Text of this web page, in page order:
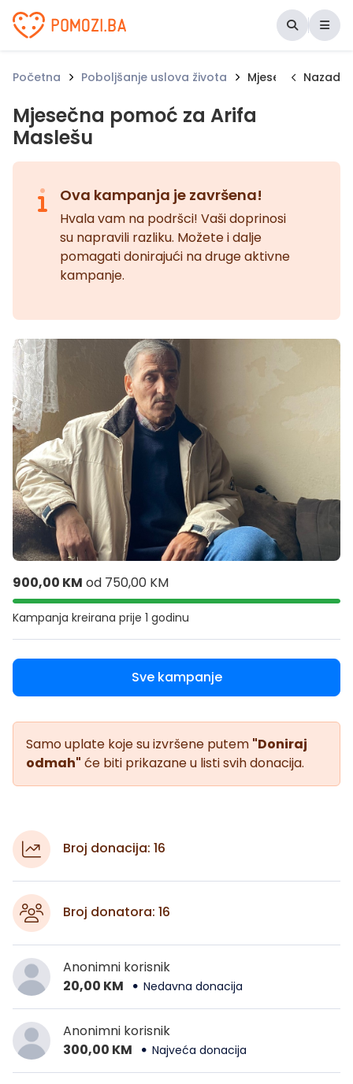
Udruženje Pomozi.ba
Početna Poboljšanje uslova života Mjesečna pomoć
Nazad
Mjesečna pomoć za Arifa
Maslešu
Ova kampanja je završena!
Hvala vam na podršci! Vaši doprinosi
su napravili razliku. Možete i dalje
pomagati donirajući na druge aktivne
kampanje.
900,00 KM od 750,00 KM
Kampanja kreirana prije 1 godinu
Sve kampanje
Samo uplate koje su izvršene putem "Doniraj
odmah" će biti prikazane u listi svih donacija.
Broj donacija: 16
Broj donatora: 16
Anonimni korisnik
20,00 KM
Nedavna donacija
Anonimni korisnik
300,00 KM
Najveća donacija